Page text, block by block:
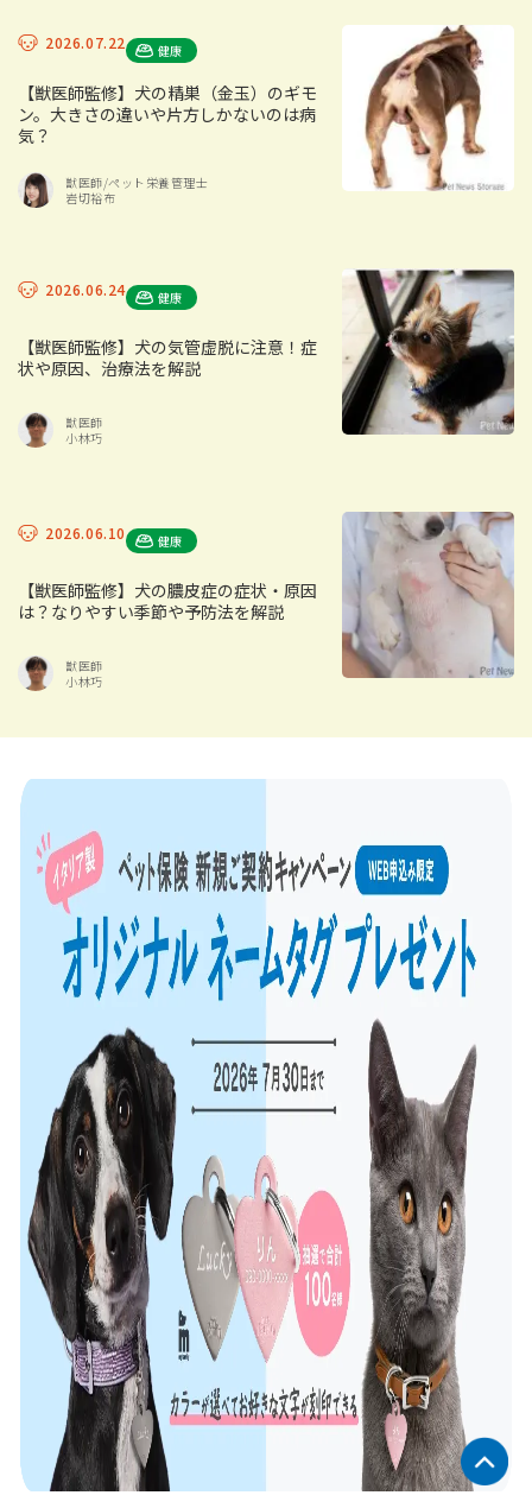
2026.07.22 健康
【獣医師監修】犬の精巣（金玉）のギモ
ン。大きさの違いや片方しかないのは病
気？
獣医師/ペット栄養管理士
岩切裕布
2026.06.24 健康
【獣医師監修】犬の気管虚脱に注意！症
状や原因、治療法を解説
獣医師
小林巧
2026.06.10 健康
【獣医師監修】犬の膿皮症の症状・原因
は？なりやすい季節や予防法を解説
獣医師
小林巧